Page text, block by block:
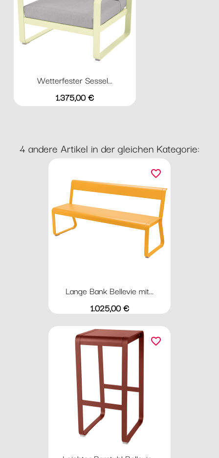
Wetterfester Sessel...
Preis
1.375,00 €
4 andere Artikel in der gleichen Kategorie:
Lange Bank Bellevie mit...
Preis
1.025,00 €
favorite_border
favorite_border